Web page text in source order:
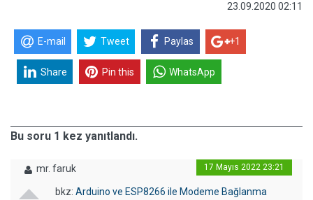
23.09.2020 02:11
E-mail Tweet Paylas +1
Share Pin this WhatsApp
Bu soru 1 kez yanıtlandı.
mr. faruk 17 Mayıs 2022 23:21
bkz: Arduino ve ESP8266 ile Modeme Bağlanma